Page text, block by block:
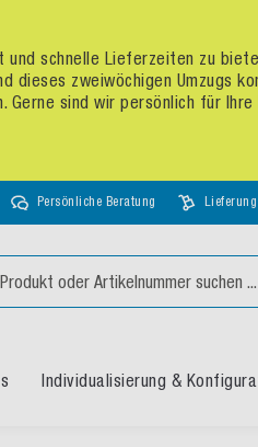
schnelle Lieferzeiten zu
dieses zweiwöchigen Umzugs
Gerne sind wir persönlich für
Persönliche Beratung
Individualisierung &